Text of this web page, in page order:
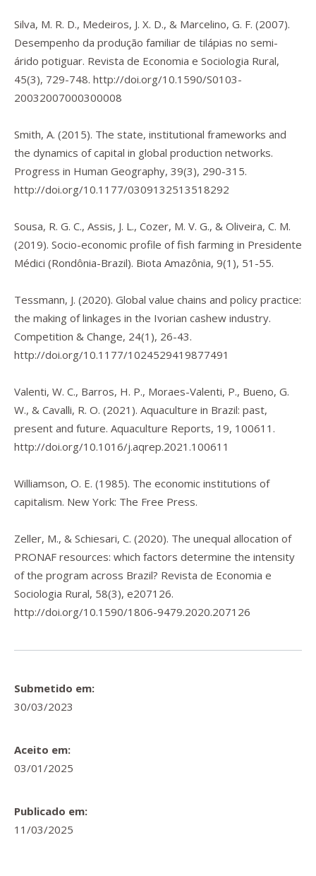
Silva, M. R. D., Medeiros, J. X. D., & Marcelino, G. F. (2007).
Desempenho da produção familiar de tilápias no semi-
árido potiguar. Revista de Economia e Sociologia Rural,
45(3), 729-748. http://doi.org/10.1590/S0103-
20032007000300008
Smith, A. (2015). The state, institutional frameworks and
the dynamics of capital in global production networks.
Progress in Human Geography, 39(3), 290-315.
http://doi.org/10.1177/0309132513518292
Sousa, R. G. C., Assis, J. L., Cozer, M. V. G., & Oliveira, C. M.
(2019). Socio-economic profile of fish farming in Presidente
Médici (Rondônia-Brazil). Biota Amazônia, 9(1), 51-55.
Tessmann, J. (2020). Global value chains and policy practice:
the making of linkages in the Ivorian cashew industry.
Competition & Change, 24(1), 26-43.
http://doi.org/10.1177/1024529419877491
Valenti, W. C., Barros, H. P., Moraes-Valenti, P., Bueno, G.
W., & Cavalli, R. O. (2021). Aquaculture in Brazil: past,
present and future. Aquaculture Reports, 19, 100611.
http://doi.org/10.1016/j.aqrep.2021.100611
Williamson, O. E. (1985). The economic institutions of
capitalism. New York: The Free Press.
Zeller, M., & Schiesari, C. (2020). The unequal allocation of
PRONAF resources: which factors determine the intensity
of the program across Brazil? Revista de Economia e
Sociologia Rural, 58(3), e207126.
http://doi.org/10.1590/1806-9479.2020.207126
Submetido em:
30/03/2023
Aceito em:
03/01/2025
Publicado em:
11/03/2025